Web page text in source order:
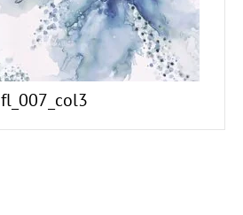
fl_007_col3